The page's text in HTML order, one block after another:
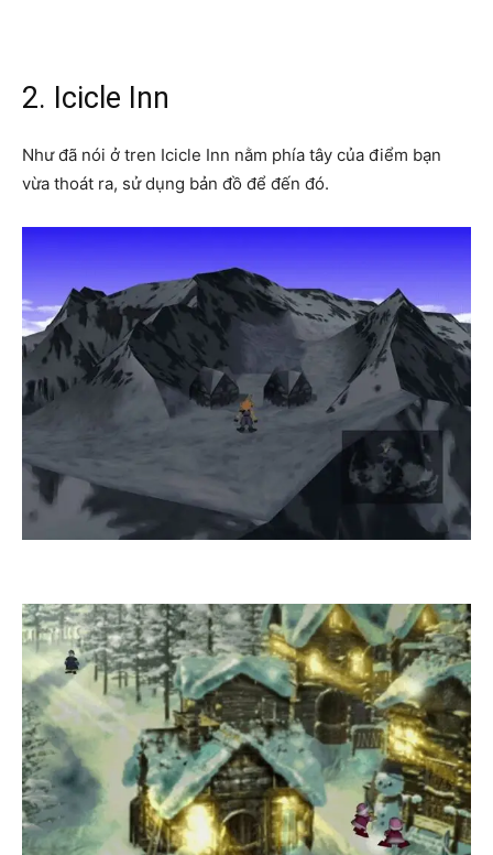
2. Icicle Inn
Như đã nói ở tren Icicle Inn nằm phía tây của điểm bạn
vừa thoát ra, sử dụng bản đồ để đến đó.